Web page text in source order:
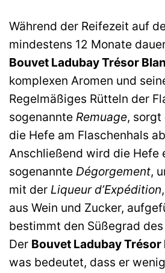
Während der Reifezeit auf
mindestens 12 Monate
Bouvet Ladubay Trésor
komplexen Aromen und
Regelmäßiges Rütteln der
sogenannte Remuage, sorgt
die Hefe am Flaschenhals
Anschließend wird die Hefe
sogenannte Dégorgement,
mit der Liqueur d’Expédition
aus Wein und Zucker,
bestimmt den Süßegrad
Der Bouvet Ladubay Trésor
was bedeutet, dass er